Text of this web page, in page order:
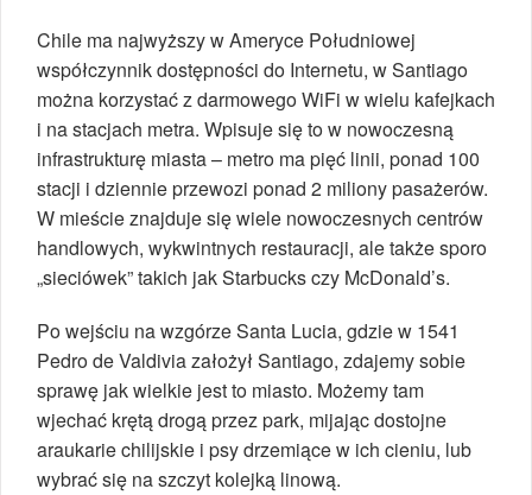
Chile ma najwyższy w Ameryce Południowej
współczynnik dostępności do Internetu, w Santiago
można korzystać z darmowego WiFi w wielu kafejkach
i na stacjach metra. Wpisuje się to w nowoczesną
infrastrukturę miasta – metro ma pięć linii, ponad 100
stacji i dziennie przewozi ponad 2 miliony pasażerów.
W mieście znajduje się wiele nowoczesnych centrów
handlowych, wykwintnych restauracji, ale także sporo
„sieciówek” takich jak Starbucks czy McDonald’s.
Po wejściu na wzgórze Santa Lucia, gdzie w 1541
Pedro de Valdivia założył Santiago, zdajemy sobie
sprawę jak wielkie jest to miasto. Możemy tam
wjechać krętą drogą przez park, mijając dostojne
araukarie chilijskie i psy drzemiące w ich cieniu, lub
wybrać się na szczyt kolejką linową.